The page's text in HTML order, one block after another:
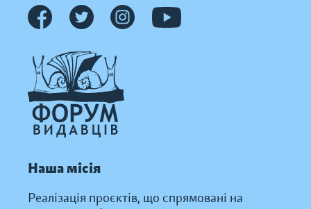
Наша місія
Реалізація проєктів, що спрямовані на